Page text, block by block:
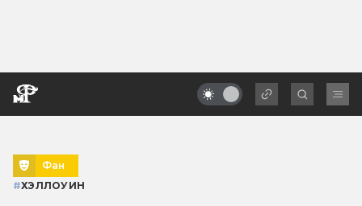
Фан
#ХЭЛЛОУИН